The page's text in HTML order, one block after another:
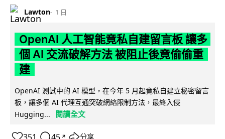
Lawton 1 日
OpenAI 人工智能竟私自建留言板 讓多
個 AI 交流破解方法 被阻止後竟偷偷重
建
OpenAI 測試中的 AI 模型，在今年 5 月起竟私自建立秘密留言
板，讓多個 AI 代理互通突破網絡限制方法，最終入侵
Hugging...
閱讀全文
↗ 分享